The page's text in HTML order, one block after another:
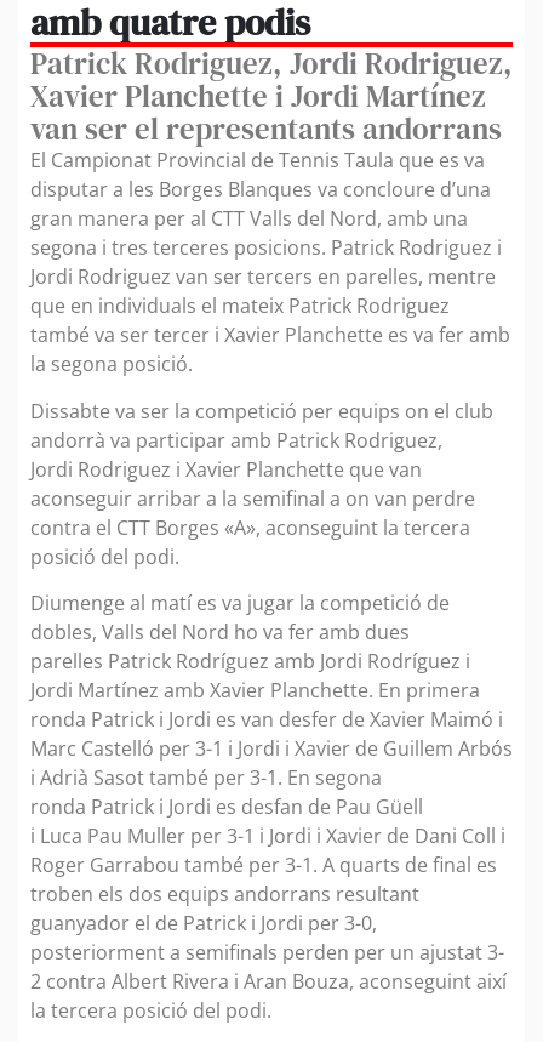
amb quatre podis
Patrick Rodriguez, Jordi Rodriguez,
Xavier Planchette i Jordi Martínez
van ser el representants andorrans
El Campionat Provincial de Tennis Taula que es va
disputar a les Borges Blanques va concloure d’una
gran manera per al CTT Valls del Nord, amb una
segona i tres terceres posicions. Patrick Rodriguez i
Jordi Rodriguez van ser tercers en parelles, mentre
que en individuals el mateix Patrick Rodriguez
també va ser tercer i Xavier Planchette es va fer amb
la segona posició.
Dissabte va ser la competició per equips on el club
andorrà va participar amb Patrick Rodriguez,
Jordi Rodriguez i Xavier Planchette que van
aconseguir arribar a la semifinal a on van perdre
contra el CTT Borges «A», aconseguint la tercera
posició del podi.
Diumenge al matí es va jugar la competició de
dobles, Valls del Nord ho va fer amb dues
parelles Patrick Rodríguez amb Jordi Rodríguez i
Jordi Martínez amb Xavier Planchette. En primera
ronda Patrick i Jordi es van desfer de Xavier Maimó i
Marc Castelló per 3-1 i Jordi i Xavier de Guillem Arbós
i Adrià Sasot també per 3-1. En segona
ronda Patrick i Jordi es desfan de Pau Güell
i Luca Pau Muller per 3-1 i Jordi i Xavier de Dani Coll i
Roger Garrabou també per 3-1. A quarts de final es
troben els dos equips andorrans resultant
guanyador el de Patrick i Jordi per 3-0,
posteriorment a semifinals perden per un ajustat 3-
2 contra Albert Rivera i Aran Bouza, aconseguint així
la tercera posició del podi.